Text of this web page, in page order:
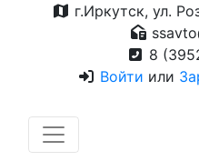
г.Иркутск, ул.
8
Войти или